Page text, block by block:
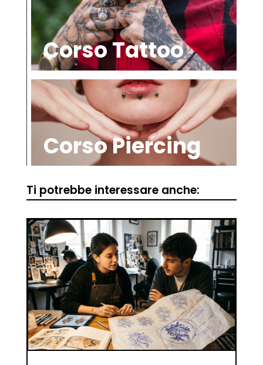
Corso Tattoo
Corso Piercing
Ti potrebbe interessare anche: